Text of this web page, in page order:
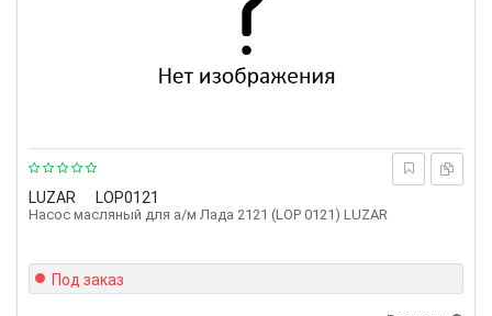
LUZAR LOP0121
Насос масляный для а/м Лада 2121 (LOP 0121) LUZAR
Под заказ